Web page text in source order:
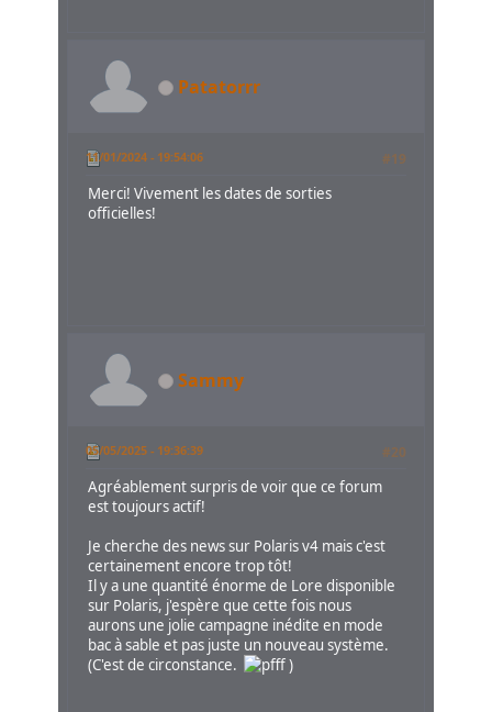
Patatorrr
11/01/2024 - 19:54:06 #19
Merci! Vivement les dates de sorties
officielles!
Sammy
05/05/2025 - 19:36:39 #20
Agréablement surpris de voir que ce forum
est toujours actif!
Je cherche des news sur Polaris v4 mais c'est
certainement encore trop tôt!
Il y a une quantité énorme de Lore disponible
sur Polaris, j'espère que cette fois nous
aurons une jolie campagne inédite en mode
bac à sable et pas juste un nouveau système.
(C'est de circonstance.
)